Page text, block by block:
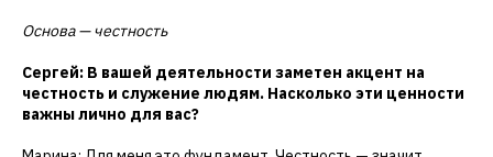
Основа — честность
Сергей: В вашей деятельности заметен акцент на
честность и служение людям. Насколько эти ценности
важны лично для вас?